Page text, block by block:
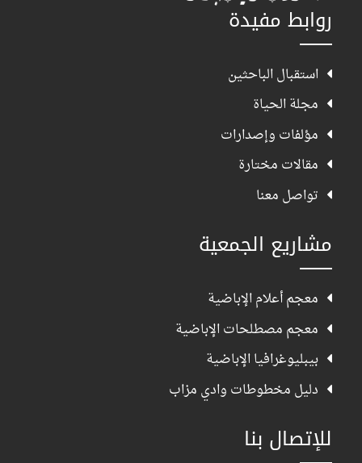
روابط مفيدة
استقبال الباحثين
مجلة الحياة
مؤلفات وإصدارات
مقالات مختارة
تواصل معنا
مشاريع الجمعية
معجم أعلام الإباضية
معجم مصطلحات الإباضية
بيبليوغرافيا الإباضية
دليل مخطوطات وادي مزاب
للإتصال بنا